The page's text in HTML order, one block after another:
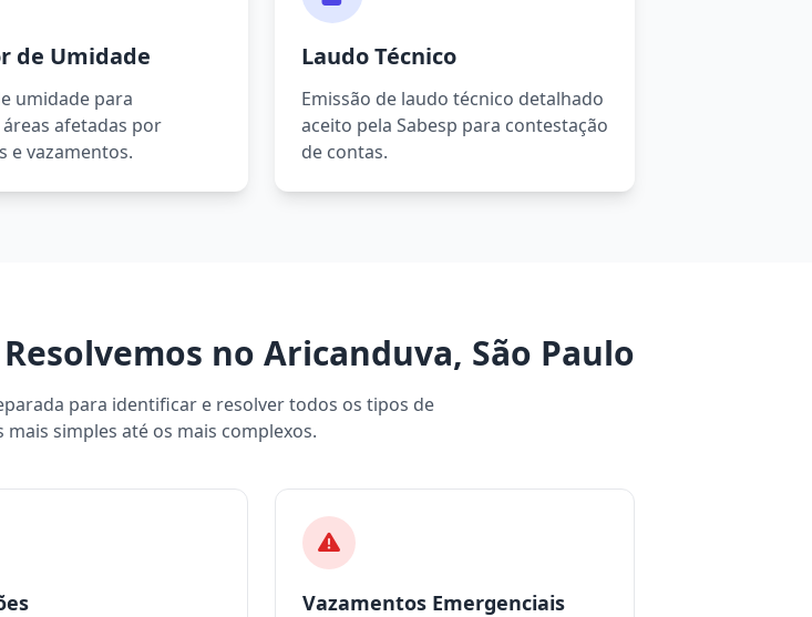
de Umidade
umidade para
afetadas por
e vazamentos.
Laudo Técnico
Emissão de laudo técnico detalhado
aceito pela Sabesp para contestação
de contas.
no Aricanduva, São Paulo
para identificar e resolver todos os tipos de
mais simples até os mais complexos.
Vazamentos Emergenciais